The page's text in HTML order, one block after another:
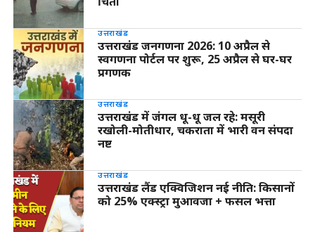
उत्तराखंड
उत्तराखंड जनगणना 2026: 10 अप्रैल से
स्वगणना पोर्टल पर शुरू, 25 अप्रैल से घर-घर
प्रगणक
उत्तराखंड
उत्तराखंड में जंगल धू-धू जल रहे: मसूरी
रखोली-मोतीधार, चकराता में भारी वन संपदा
नष्ट
उत्तराखंड
उत्तराखंड लैंड एक्विजिशन नई नीति: किसानों
को 25% एक्स्ट्रा मुआवजा + फसल भत्ता